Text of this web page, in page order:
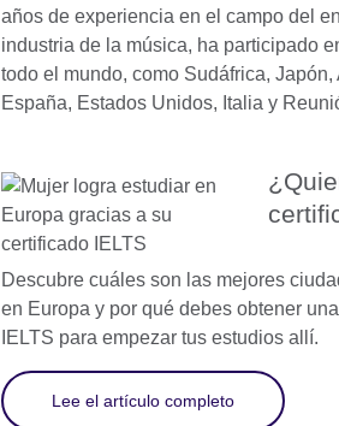
años de experiencia en el campo del
industria de la música, ha participado
todo el mundo, como Sudáfrica, Japón,
España, Estados Unidos, Italia y
Descubre cuáles son las mejores
en Europa y por qué debes obtener
IELTS para empezar tus estudios allí.
Lee el artículo completo